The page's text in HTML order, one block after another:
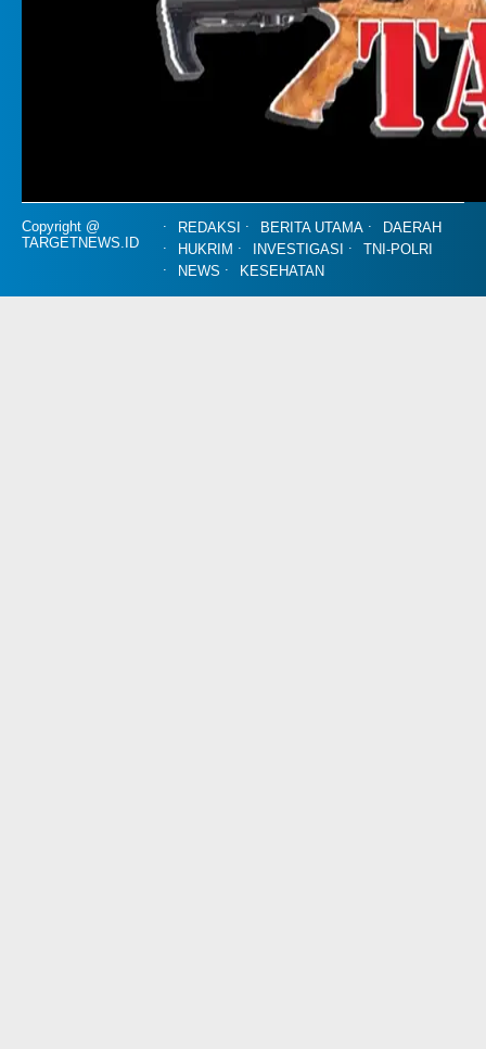
Copyright @
TARGETNEWS.ID
REDAKSI BERITA UTAMA
DAERAH
HUKRIM
INVESTIGASI
TNI-POLRI
NEWS
KESEHATAN